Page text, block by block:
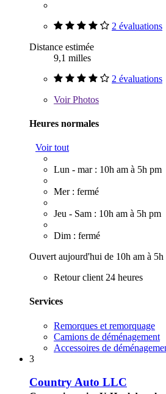
2 évaluations
Distance estimée
9,1 milles
2 évaluations
VoirPhotos
Heures normales
Voir tout
Lun - mar : 10h am à 5h pm
Mer : fermé
Jeu - Sam : 10h am à 5h pm
Dim : fermé
Ouvert aujourd'hui de 10h am à 5h
Retour client 24 heures
Services
Remorques et remorquage
Camions de déménagement
Accessoires de
3
Country Auto LLC